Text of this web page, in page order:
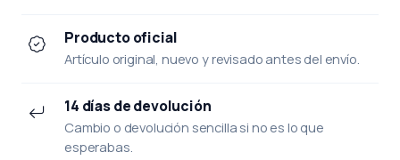
Producto oficial
Artículo original, nuevo y revisado antes del envío.
14 días de devolución
Cambio o devolución sencilla si no es lo que
esperabas.